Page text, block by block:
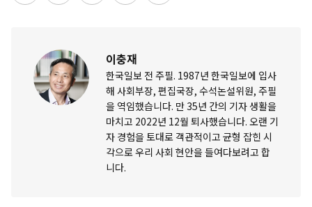
이충재
한국일보 전 주필. 1987년 한국일보에 입사
해 사회부장, 편집국장, 수석논설위원, 주필
을 역임했습니다. 만 35년 간의 기자 생활을
마치고 2022년 12월 퇴사했습니다. 오랜 기
자 경험을 토대로 객관적이고 균형 잡힌 시
각으로 우리 사회 현안을 들여다보려고 합
니다.